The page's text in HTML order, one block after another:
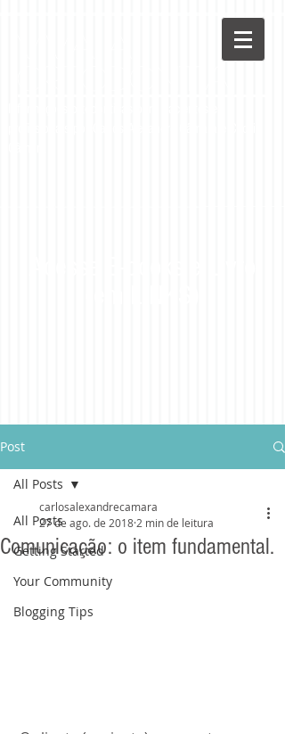
Post
All Posts
Getting Started
Your Community
Blogging Tips
All Posts
Comunicação: o item fundamental.
carlosalexandrecamara
27 de ago. de 2018 2 min de leitura